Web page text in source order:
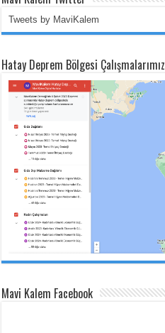
Tweets by MaviKalem
Hatay Deprem Bölgesi Çalışmalarımız
Mavi Kalem Facebook